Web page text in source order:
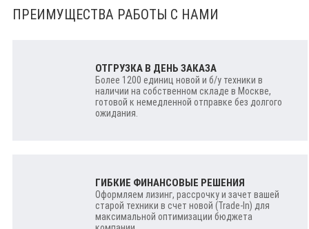
ПРЕИМУЩЕСТВА РАБОТЫ С НАМИ
ОТГРУЗКА В ДЕНЬ ЗАКАЗА
Более 1200 единиц новой и б/у техники в
наличии на собственном складе в Москве,
готовой к немедленной отправке без долгого
ожидания.
ГИБКИЕ ФИНАНСОВЫЕ РЕШЕНИЯ
Оформляем лизинг, рассрочку и зачет вашей
старой техники в счет новой (Trade-In) для
максимальной оптимизации бюджета